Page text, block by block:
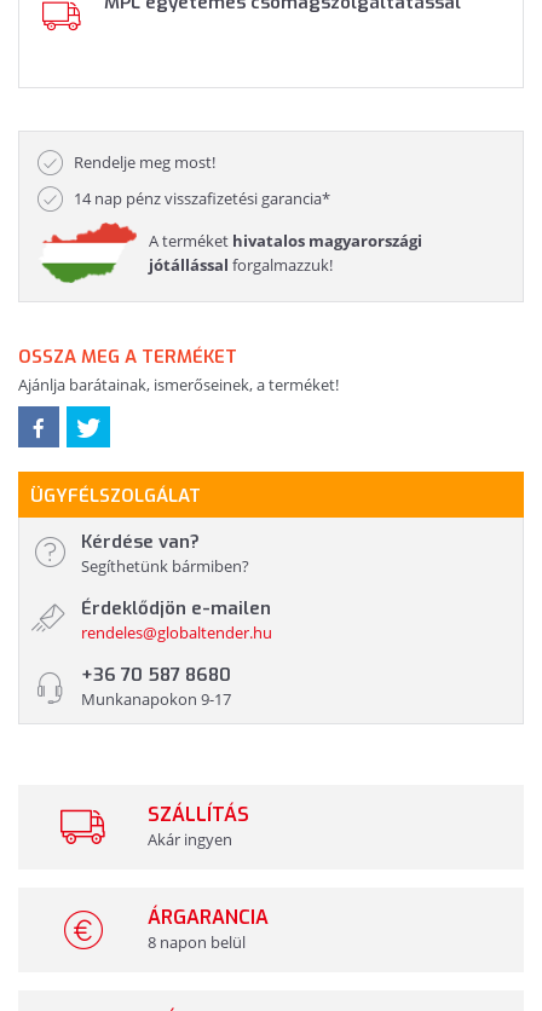
Rendelje meg most!
14 nap pénz visszafizetési garancia*
A terméket hivatalos magyarországi
jótállással forgalmazzuk!
OSSZA MEG A TERMÉKET
Ajánlja barátainak, ismerőseinek, a terméket!
ÜGYFÉLSZOLGÁLAT
Kérdése van?
Segíthetünk bármiben?
Érdeklődjön e-mailen
rendeles@globaltender.hu
+36 70 587 8680
Munkanapokon 9-17
SZÁLLÍTÁS
Akár ingyen
ÁRGARANCIA
8 napon belül